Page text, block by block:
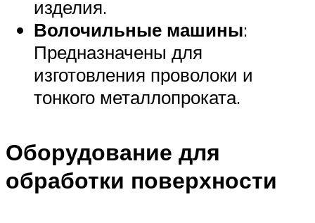
изделия.
Волочильные машины:
Предназначены для
изготовления проволоки и
тонкого металлопроката.
Оборудование для
обработки поверхности